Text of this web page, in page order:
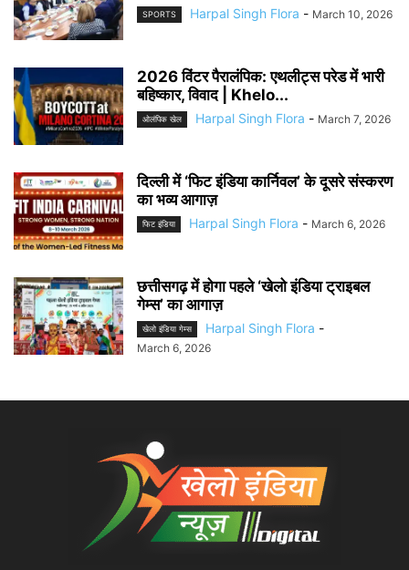
SPORTS Harpal Singh Flora - March 10, 2026
2026 विंटर पैरालंपिक: एथलीट्स परेड में भारी
बहिष्कार, विवाद | Khelo...
ओलंपिक खेल Harpal Singh Flora - March 7, 2026
दिल्ली में ‘फिट इंडिया कार्निवल’ के दूसरे संस्करण
का भव्य आगाज़
फिट इंडिया Harpal Singh Flora - March 6, 2026
छत्तीसगढ़ में होगा पहले ‘खेलो इंडिया ट्राइबल
गेम्स’ का आगाज़
खेलो इंडिया गेम्स Harpal Singh Flora -
March 6, 2026